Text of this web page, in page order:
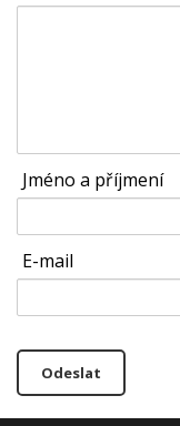
Jméno a příjmení
E-mail
Odeslat